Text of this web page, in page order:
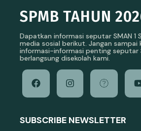
SPMB TAHUN
Dapatkan informasi seputar SMAN 1
media sosial berikut. Jangan sampai
informasi-informasi penting seputar
berlangsung disekolah kami.
SUBSCRIBE NEWSLETTER